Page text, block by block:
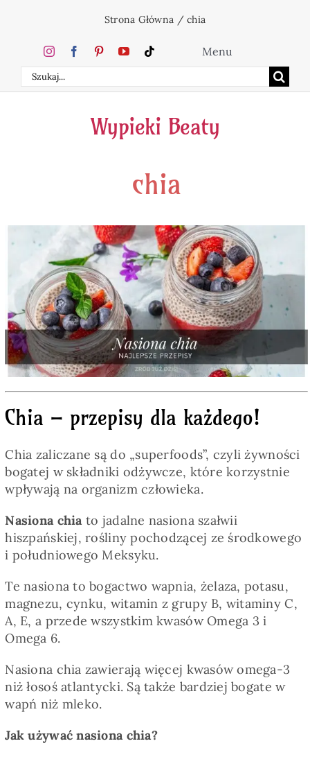
zawartości
Strona Główna /chia
Szukaj
Menu
Home
Ciasta
Święta
Napoje
Pieczywo
Przetwory
Posiłki
Zdrowo i fit
SKLEP
Polski
Wypieki Beaty
chia
Chia – przepisy dla każdego!
Chia zaliczane są do „superfoods”, czyli żywności
bogatej w składniki odżywcze, które korzystnie
wpływają na organizm człowieka.
Nasiona chia to jadalne nasiona szałwii
hiszpańskiej, rośliny pochodzącej ze środkowego
i południowego Meksyku.
Te nasiona to bogactwo wapnia, żelaza, potasu,
magnezu, cynku, witamin z grupy B, witaminy C,
A, E, a przede wszystkim kwasów Omega 3 i
Omega 6.
Nasiona chia zawierają więcej kwasów omega-3
niż łosoś atlantycki. Są także bardziej bogate w
wapń niż mleko.
Jak używać nasiona chia?